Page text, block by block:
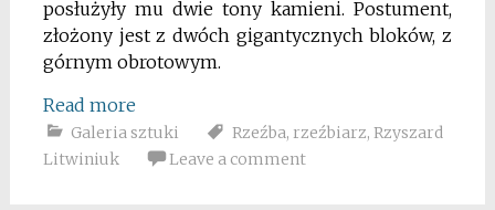
posłużyły mu dwie tony kamieni. Postument,
złożony jest z dwóch gigantycznych bloków, z
górnym obrotowym.
Read more
Galeria sztuki Rzeźba, rzeźbiarz, Rzyszard
Litwiniuk
Leave a comment